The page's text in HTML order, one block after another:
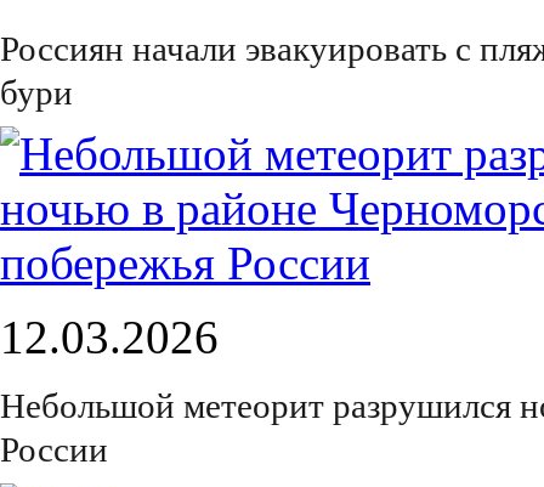
Россиян начали эвакуировать с
бури
12.03.2026
Небольшой метеорит разрушился
России